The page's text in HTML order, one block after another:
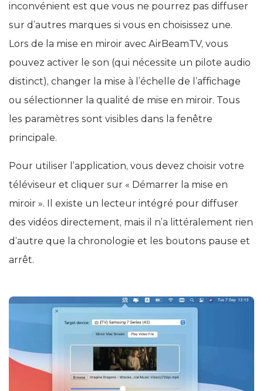
inconvénient est que vous ne pourrez pas diffuser
sur d’autres marques si vous en choisissez une.
Lors de la mise en miroir avec AirBeamTV, vous
pouvez activer le son (qui nécessite un pilote audio
distinct), changer la mise à l’échelle de l’affichage
ou sélectionner la qualité de mise en miroir. Tous
les paramètres sont visibles dans la fenêtre
principale.
Pour utiliser l’application, vous devez choisir votre
téléviseur et cliquer sur « Démarrer la mise en
miroir ». Il existe un lecteur intégré pour diffuser
des vidéos directement, mais il n’a littéralement rien
d’autre que la chronologie et les boutons pause et
arrêt.